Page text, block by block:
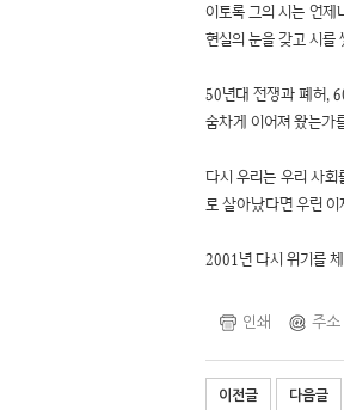
이토록 그의 시는 언
현실의 눈을 갖고 시를
50년대 전쟁과 폐허,
숨차게 이어져 왔는가
다시 우리는 우리 사
로 살아났다면 우린
2001년 다시 위기를
인쇄 주소
이전글 다음글